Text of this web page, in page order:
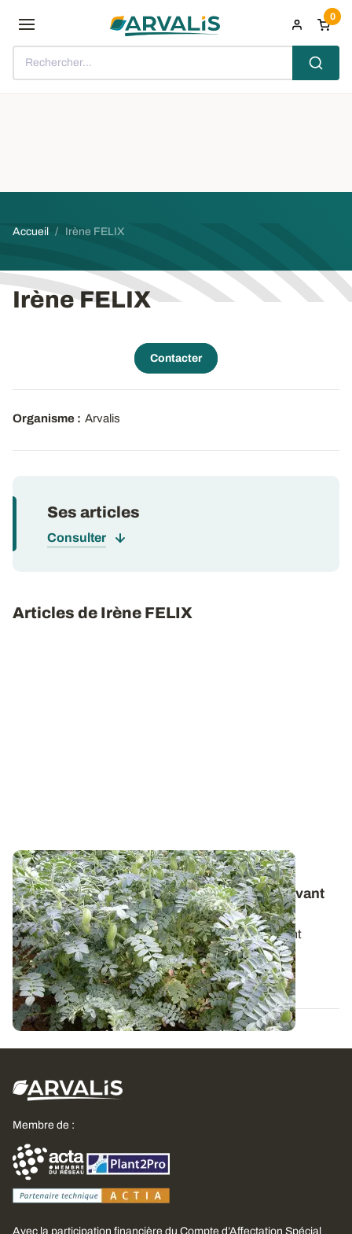
Rechercher...
0
Fil d'Ariane
Accueil Irène FELIX
Irène FELIX
Contacter
Organisme : Arvalis
Ses articles
Consulter
Articles de Irène FELIX
Systèmes de production - Cultures de
diversification : les questions à se poser avant
de se lancer
Implanter une nouvelle culture dans son assolement
constitue aujourd’hui une option...
15 FÉVR. 2018
Membre de :
Avec la participation financière du Compte d’Affectation Spécial